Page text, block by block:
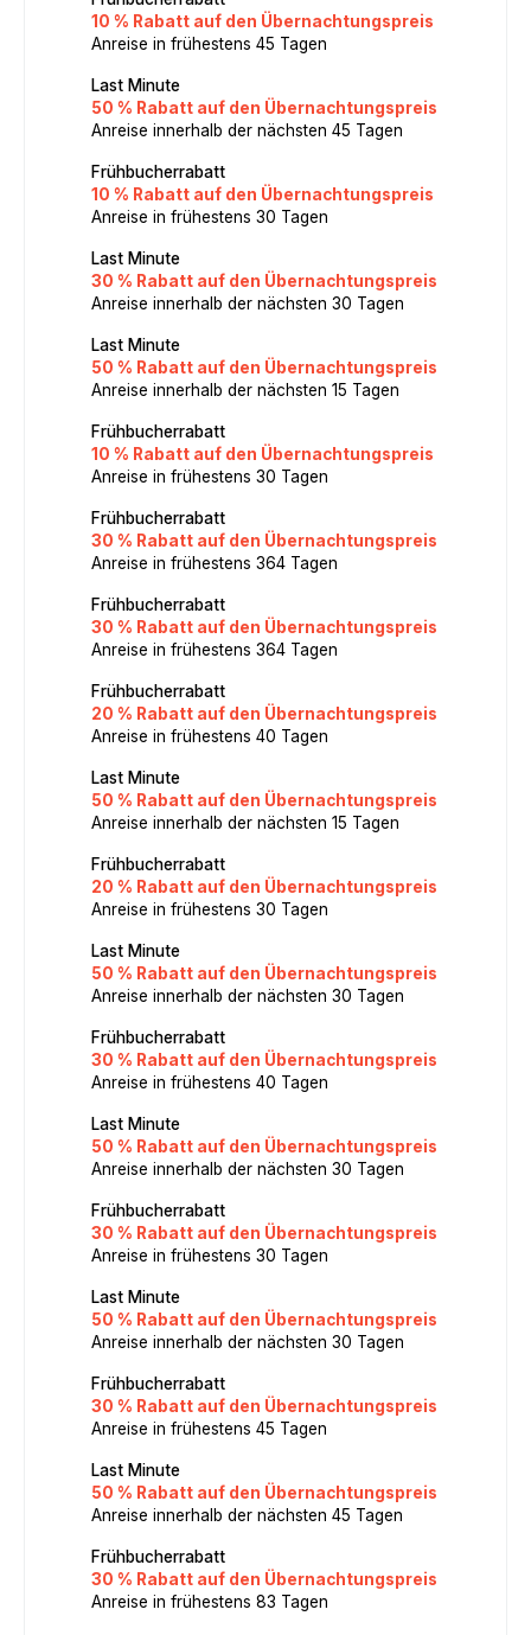
10 % Rabatt auf den Übernachtungspreis
Anreise in frühestens 45 Tagen
Last Minute
50 % Rabatt auf den Übernachtungspreis
Anreise innerhalb der nächsten 45 Tagen
Frühbucherrabatt
10 % Rabatt auf den Übernachtungspreis
Anreise in frühestens 30 Tagen
Last Minute
30 % Rabatt auf den Übernachtungspreis
Anreise innerhalb der nächsten 30 Tagen
Last Minute
50 % Rabatt auf den Übernachtungspreis
Anreise innerhalb der nächsten 15 Tagen
Frühbucherrabatt
10 % Rabatt auf den Übernachtungspreis
Anreise in frühestens 30 Tagen
Frühbucherrabatt
30 % Rabatt auf den Übernachtungspreis
Anreise in frühestens 364 Tagen
Frühbucherrabatt
30 % Rabatt auf den Übernachtungspreis
Anreise in frühestens 364 Tagen
Frühbucherrabatt
20 % Rabatt auf den Übernachtungspreis
Anreise in frühestens 40 Tagen
Last Minute
50 % Rabatt auf den Übernachtungspreis
Anreise innerhalb der nächsten 15 Tagen
Frühbucherrabatt
20 % Rabatt auf den Übernachtungspreis
Anreise in frühestens 30 Tagen
Last Minute
50 % Rabatt auf den Übernachtungspreis
Anreise innerhalb der nächsten 30 Tagen
Frühbucherrabatt
30 % Rabatt auf den Übernachtungspreis
Anreise in frühestens 40 Tagen
Last Minute
50 % Rabatt auf den Übernachtungspreis
Anreise innerhalb der nächsten 30 Tagen
Frühbucherrabatt
30 % Rabatt auf den Übernachtungspreis
Anreise in frühestens 30 Tagen
Last Minute
50 % Rabatt auf den Übernachtungspreis
Anreise innerhalb der nächsten 30 Tagen
Frühbucherrabatt
30 % Rabatt auf den Übernachtungspreis
Anreise in frühestens 45 Tagen
Last Minute
50 % Rabatt auf den Übernachtungspreis
Anreise innerhalb der nächsten 45 Tagen
Frühbucherrabatt
30 % Rabatt auf den Übernachtungspreis
Anreise in frühestens 83 Tagen